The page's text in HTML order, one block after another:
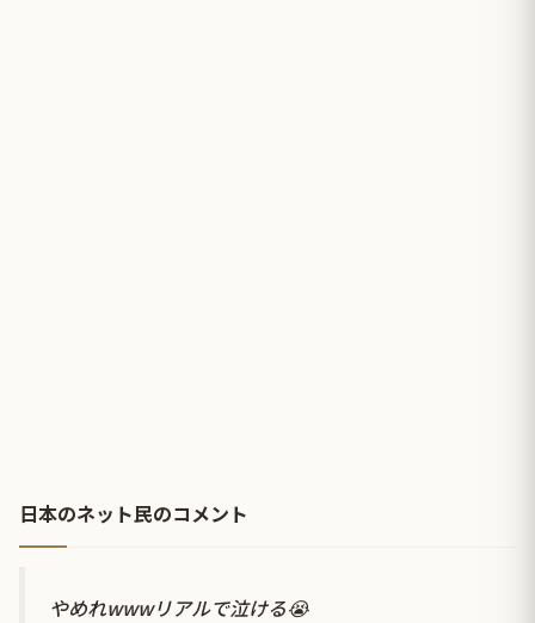
日本のネット民のコメント
やめれwwwリアルで泣ける😭